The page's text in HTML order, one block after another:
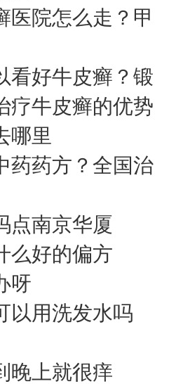
医院怎么走？甲
看好牛皮癣？锻
疗牛皮癣的优势
哪里
药药方？全国治
点南京华厦
么好的偏方
呀
以用洗发水吗
晚上就很痒